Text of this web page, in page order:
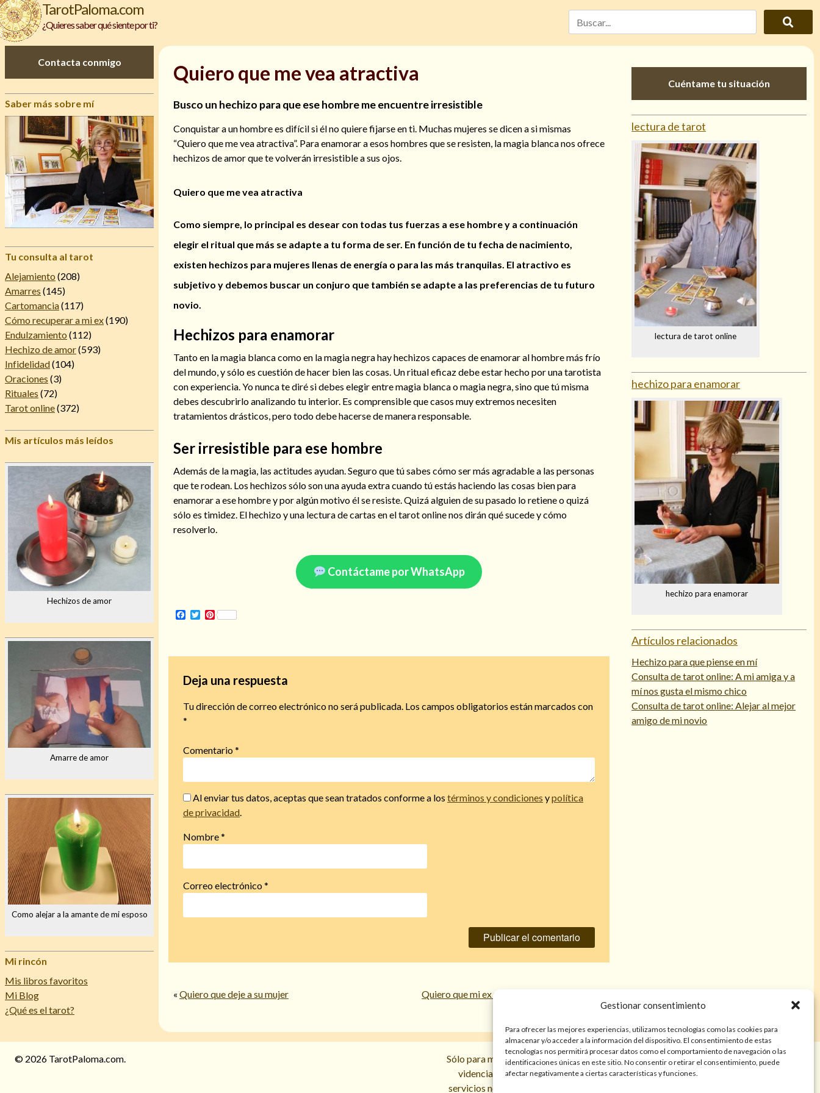
Gestionar consentimiento
Para ofrecer las mejores experiencias, utilizamos tecnologías como las cookies para
almacenar y/o acceder a la información del dispositivo. El consentimiento de estas
tecnologías nos permitirá procesar datos como el comportamiento de navegación o las
identificaciones únicas en este sitio. No consentir o retirar el consentimiento, puede
afectar negativamente a ciertas características y funciones.
TarotPaloma.com
¿Quieres saber qué siente por ti?
Contacta conmigo
Saber más sobre mí
Tu consulta al tarot
Alejamiento (208)
Amarres (145)
Cartomancia(117)
Cómo recuperar a mi ex(190)
Endulzamiento (112)
Hechizo de amor(593)
Infidelidad(104)
Oraciones (3)
Rituales (72)
Tarot online(372)
Mis artículos más leídos
Hechizos de amor
Amarre de amor
Como alejar a la amante de mi esposo
Mi rincón
Mis libros favoritos
Mi Blog
¿Qué es el tarot?
Quiero que me vea atractiva
Busco un hechizo para que ese hombre me encuentre irresistible
Conquistar a un hombre es difícil si él no quiere fijarse en ti. Muchas mujeres se dicen a si mismas
“Quiero que me vea atractiva”. Para enamorar a esos hombres que se resisten, la magia blanca nos ofrece
hechizos de amor que te volverán irresistible a sus ojos.
Quiero que me vea atractiva
Como siempre, lo principal es desear con todas tus fuerzas a ese hombre y a continuación
elegir el ritual que más se adapte a tu forma de ser. En función de tu fecha de nacimiento,
existen hechizos para mujeres llenas de energía o para las más tranquilas. El atractivo es
subjetivo y debemos buscar un conjuro que también se adapte a las preferencias de tu futuro
novio.
Hechizos para enamorar
Tanto en la magia blanca como en la magia negra hay hechizos capaces de enamorar al hombre más frío
del mundo, y sólo es cuestión de hacer bien las cosas. Un ritual eficaz debe estar hecho por una tarotista
con experiencia. Yo nunca te diré si debes elegir entre magia blanca o magia negra, sino que tú misma
debes descubrirlo analizando tu interior. Es comprensible que casos muy extremos necesiten
tratamientos drásticos, pero todo debe hacerse de manera responsable.
Ser irresistible para ese hombre
Además de la magia, las actitudes ayudan. Seguro que tú sabes cómo ser más agradable a las personas
que te rodean. Los hechizos sólo son una ayuda extra cuando tú estás haciendo las cosas bien para
enamorar a ese hombre y por algún motivo él se resiste. Quizá alguien de su pasado lo retiene o quizá
sólo es timidez. El hechizo y una lectura de cartas en el tarot online nos dirán qué sucede y cómo
resolverlo.
Contáctame por WhatsApp
Facebook
TwitterPinterest
Deja una respuesta
Tu dirección de correo electrónico no será publicada. Los campos obligatorios están marcados con
*
Comentario*
Al enviar tus datos, aceptas que sean tratados conforme a los términos y condiciones ypolítica
de privacidad.
Nombre*
Correo electrónico*
« Quiero que deje a su mujer Quiero que mi ex marido vuelva conmigo
Cuéntame tu situación
lectura de tarot
lectura de tarot online
hechizo para enamorar
hechizo para enamorar
Artículos relacionados
Hechizo para que piense en mí
Consulta de tarot online: A mi amiga y a
mí nos gusta el mismo chico
Consulta de tarot online: Alejar al mejor
amigo de mi novio
© 2026 TarotPaloma.com.
Sólo para mayores de 18 años. Las lecturas de cartas, hechizos, amarres, endulzamientos,
videncias y predicciones tienen finalidad de entretenimiento y/o ayuda personal. Estos
servicios no sustituyen la atención psicológica, médica, psiquiátrica, financiera o legal. El